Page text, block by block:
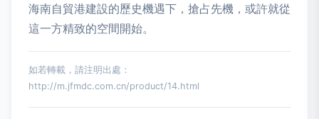
海南自貿港建設的歷史機遇下，搶占先機，或許就從
這一方精致的空間開始。
如若轉載，請注明出處：
http://m.jfmdc.com.cn/product/14.html